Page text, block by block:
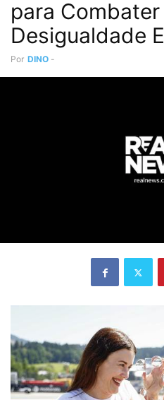
para Combater
Desigualdade
Por DINO -